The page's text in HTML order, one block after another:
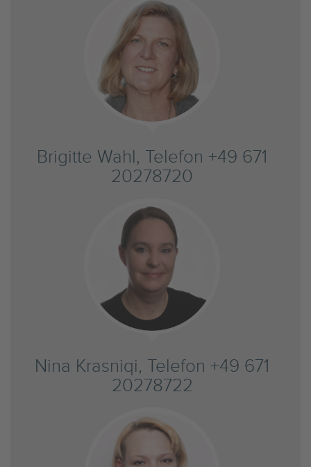
Brigitte Wahl, Telefon +49 671
20278720
Nina Krasniqi, Telefon +49 671
20278722